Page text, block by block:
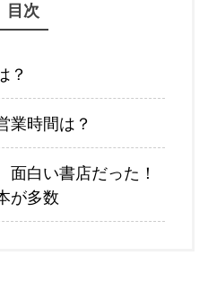
目次
？
業時間は？
面白い書店だった！
が多数